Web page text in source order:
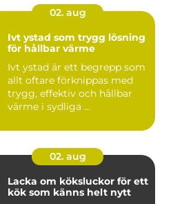
02. aug
Ivt ystad som trygg lösning
för hållbar värme
Ivt ystad är ett begrepp som
allt oftare förknippas med
trygg, effektiv och hållbar
värme i sydliga ...
02. aug
Lacka om köksluckor för ett
kök som känns helt nytt